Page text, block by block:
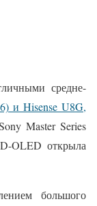
средне-
и Hisense U8G,
Master Series
OLED открыла
большого